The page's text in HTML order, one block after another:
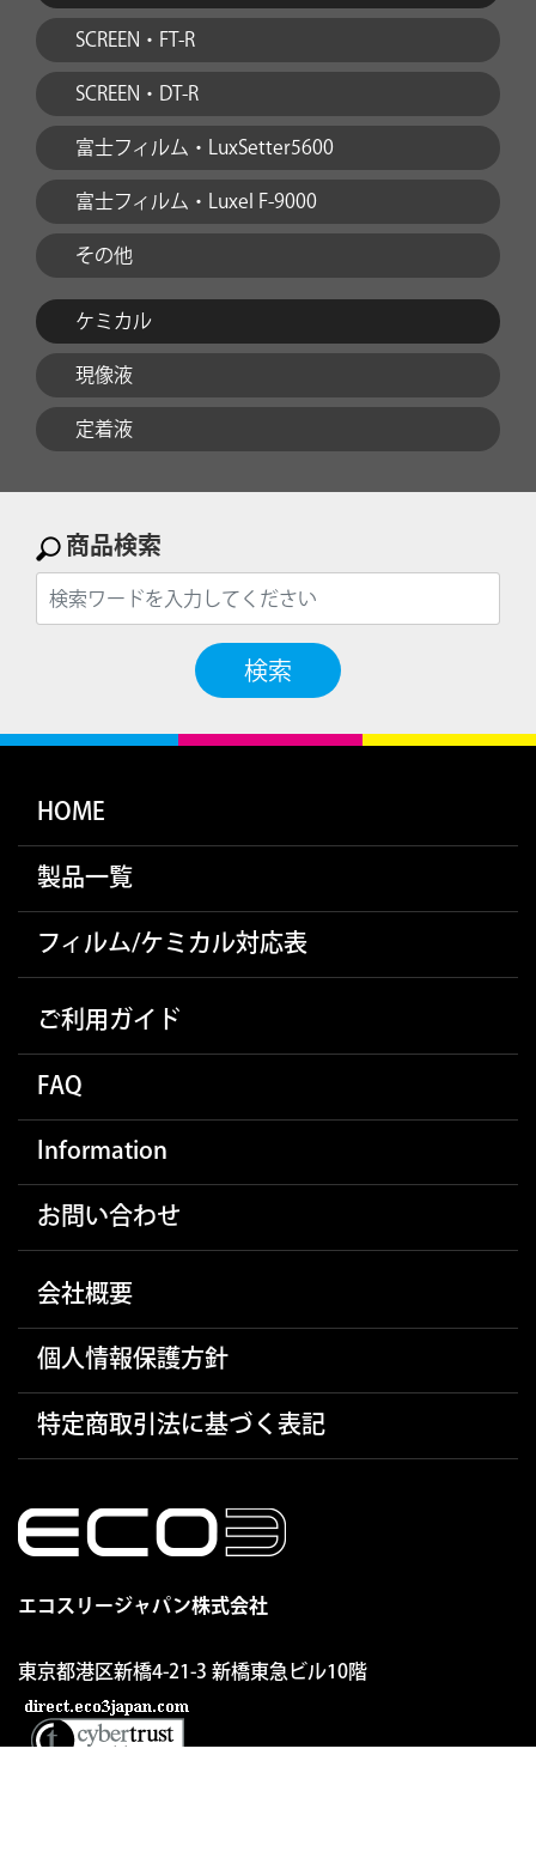
SCREEN・FT-R
SCREEN・DT-R
富士フィルム・LuxSetter5600
富士フィルム・Luxel F-9000
その他
ケミカル
現像液
定着液
商品検索
検索
エコスリージャパン株式会社
東京都港区新橋4-21-3 新橋東急ビル10階
HOME
製品一覧
フィルム/ケミカル対応表
ご利用ガイド
FAQ
Information
お問い合わせ
会社概要
個人情報保護方針
特定商取引法に基づく表記